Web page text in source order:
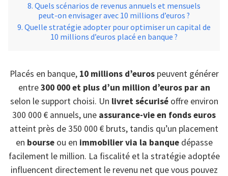
Quels scénarios de revenus annuels et mensuels
peut-on envisager avec 10 millions d’euros ?
Quelle stratégie adopter pour optimiser un capital de
10 millions d’euros placé en banque ?
Placés en banque, 10 millions d’eurospeuvent générer
entre300 000 et plus d’un million d’euros par an
selon le support choisi. Un livret sécuriséoffre environ
300 000 € annuels, une assurance-vie en fonds euros
atteint près de 350 000 € bruts, tandis qu’un placement
en bourseou en immobilier via la banquedépasse
facilement le million. La fiscalité et la stratégie adoptée
influencent directement le revenu net que vous pouvez